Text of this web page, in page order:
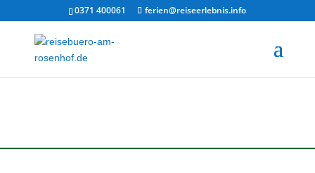
0371 400061 ferien@reiseerlebnis.info